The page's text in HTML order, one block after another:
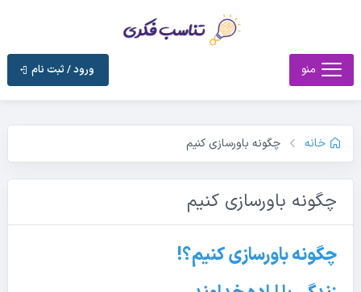
منو ورود / ثبت نام
خانه چگونه باورسازی کنیم
چگونه باورسازی کنیم
چگونه باورسازی کنیم؟!